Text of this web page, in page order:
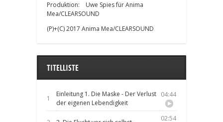
Produktion: Uwe Spies für Anima
Mea/CLEARSOUND
(P)+(C) 2017 Anima Mea/CLEARSOUND
TITELLISTE
1
Einleitung 1. Die Maske - Der Verlust
der eigenen Lebendigkeit
04:44
02:54